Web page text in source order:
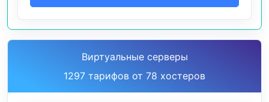
Виртуальные серверы
1297 тарифов от 78 хостеров